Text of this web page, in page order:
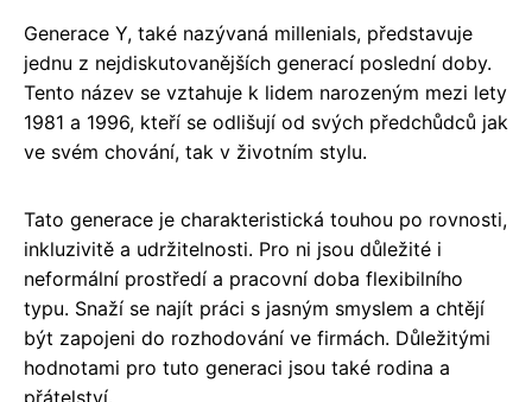
Generace Y, také nazývaná millenials, představuje
jednu z nejdiskutovanějších generací poslední doby.
Tento název se vztahuje k lidem narozeným mezi lety
1981 a 1996, kteří se odlišují od svých předchůdců jak
ve svém chování, tak v životním stylu.
Tato generace je charakteristická touhou po rovnosti,
inkluzivitě a udržitelnosti. Pro ni jsou důležité i
neformální prostředí a pracovní doba flexibilního
typu. Snaží se najít práci s jasným smyslem a chtějí
být zapojeni do rozhodování ve firmách. Důležitými
hodnotami pro tuto generaci jsou také rodina a
přátelství.